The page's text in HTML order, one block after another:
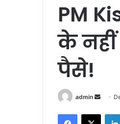
PM
के
पैसे!
admin
Send
email
Facebook
X